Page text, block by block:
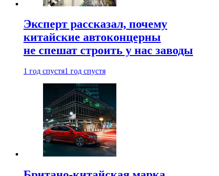
Эксперт рассказал, почему
китайские автоконцерны
не спешат строить у нас заводы
1 год спустя1 год спустя